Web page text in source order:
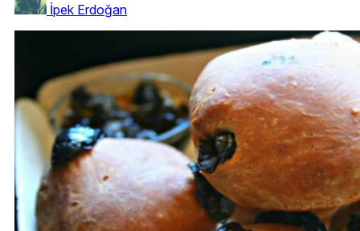
İpek Erdoğan